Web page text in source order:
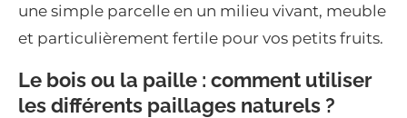
une simple parcelle en un milieu vivant, meuble
et particulièrement fertile pour vos petits fruits.
Le bois ou la paille : comment utiliser
les différents paillages naturels ?